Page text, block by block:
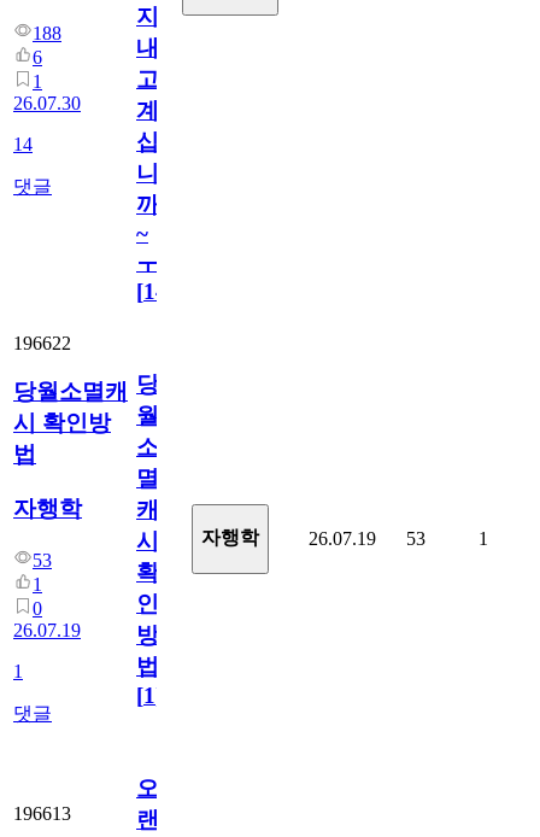
188
6
1
26.07.30
14
댓글
지
내
고
계
십
니
까
~
ㅜ
[14
196622
당월소멸캐
시 확인방
법
자행학
53
1
0
26.07.19
1
댓글
당
월
소
멸
캐
시
확
인
방
법
[1]
자행학 26.07.19 53 1
196613
오
랜